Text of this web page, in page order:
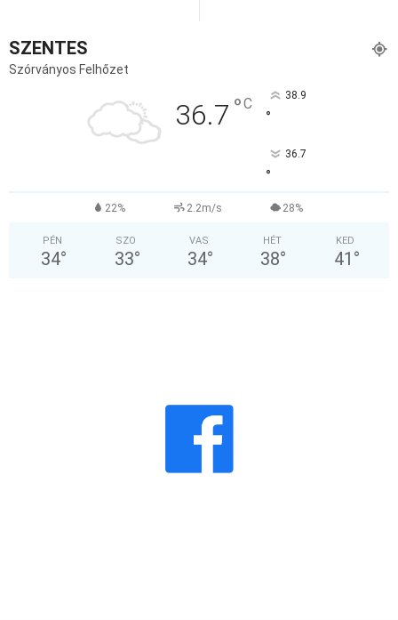
SZENTES
Szórványos Felhőzet
36.7 °C 38.9
°
36.7
°
22% 2.2m/s 28%
PÉN
34°
SZO
33°
VAS
34°
HÉT
38°
KED
41 °